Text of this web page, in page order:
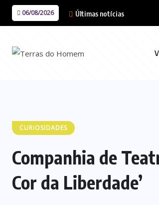
06/08/2026 Últimas notícias
CURIOSIDADES
Companhia de
Cor da Liberdade’